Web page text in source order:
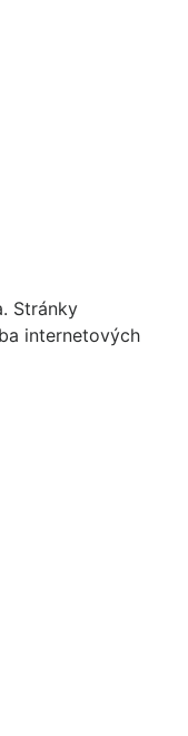
Stránky
internetových